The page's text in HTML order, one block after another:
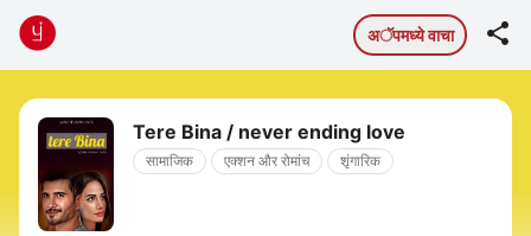
अॅपमध्ये वाचा 
Tere Bina / never ending love
सामाजिक एक्शन और रोमांच शृंगारिक